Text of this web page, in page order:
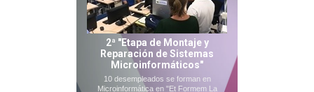
2ª "Etapa de Montaje y
Reparación de Sistemas
Microinformáticos"
10 desempleados se forman en
Microinformática en "Et Formem La